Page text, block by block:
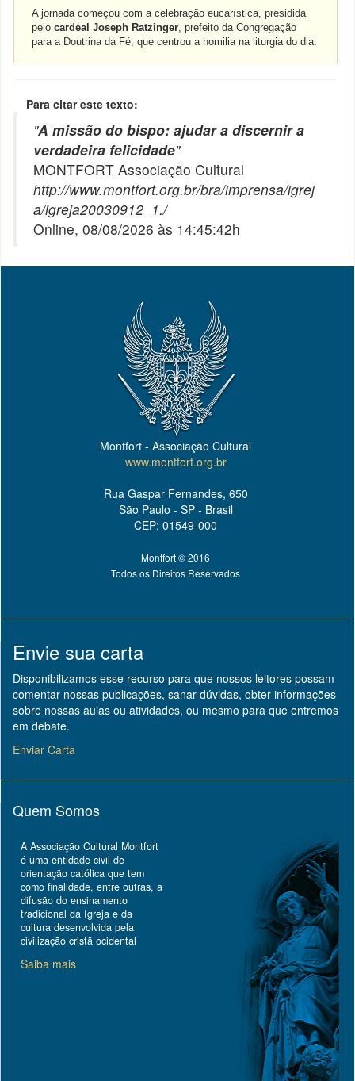
A jornada começou com a celebração eucarística, presidida
pelocardeal Joseph Ratzinger , prefeito da Congregação
para a Doutrina da Fé, que centrou a homilia na liturgia do dia.
Para citar este texto:
"A missão do bispo: ajudar a discernir a
verdadeira felicidade"
MONTFORT Associação Cultural
http://www.montfort.org.br/bra/imprensa/igrej
a/igreja20030912_1./
Online, 08/08/2026 às 14:45:42h
Montfort - Associação Cultural
www.montfort.org.br
Rua Gaspar Fernandes, 650
São Paulo - SP - Brasil
CEP: 01549-000
Montfort © 2016
Todos os Direitos Reservados
Envie sua carta
Disponibilizamos esse recurso para que nossos leitores possam
comentar nossas publicações, sanar dúvidas, obter informações
sobre nossas aulas ou atividades, ou mesmo para que entremos
em debate.
Enviar Carta
Quem Somos
A Associação Cultural Montfort
é uma entidade civil de
orientação católica que tem
como finalidade, entre outras, a
difusão do ensinamento
tradicional da Igreja e da
cultura desenvolvida pela
civilização cristã ocidental
Saiba mais